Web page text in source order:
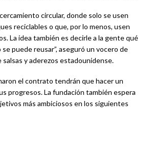
circular, donde solo se usen
reciclables o que, por lo menos, usen
La idea también es decirle a la gente qué
puede reusar”, aseguró un vocero de
salsas y aderezos estadounidense.
el contrato tendrán que hacer un
progresos. La fundación también espera
más ambiciosos en los siguientes